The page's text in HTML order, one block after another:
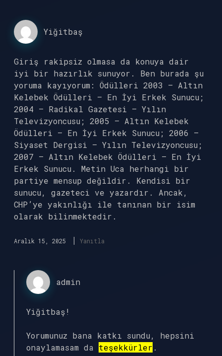
Yiğitbaş
Giriş rakipsiz olmasa da konuya dair
iyi bir hazırlık sunuyor. Ben burada şu
yoruma kayıyorum: Ödülleri 2003 – Altın
Kelebek Ödülleri – En İyi Erkek Sunucu;
2004 – Radikal Gazetesi – Yılın
Televizyoncusu; 2005 – Altın Kelebek
Ödülleri – En İyi Erkek Sunucu; 2006 –
Siyaset Dergisi – Yılın Televizyoncusu;
2007 – Altın Kelebek Ödülleri – En İyi
Erkek Sunucu. Metin Uca herhangi bir
partiye mensup değildir. Kendisi bir
sunucu, gazeteci ve yazardır. Ancak,
CHP’ye yakınlığı ile tanınan bir isim
olarak bilinmektedir.
Aralık 15, 2025 Yanıtla
admin
Yiğitbaş!
Yorumunuz bana katkı sundu, hepsini
onaylamasam da teşekkürler .